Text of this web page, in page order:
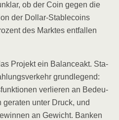
ob der Coin gegen die
der Dol­lar-Sta­b­le­co­ins
des Mark­tes ent­fal­len
Pro­jekt ein Balan­ce­akt. Sta­
grund­le­gend:
ver­lie­ren an Bedeu­
unter Druck, und
an Gewicht. Ban­ken